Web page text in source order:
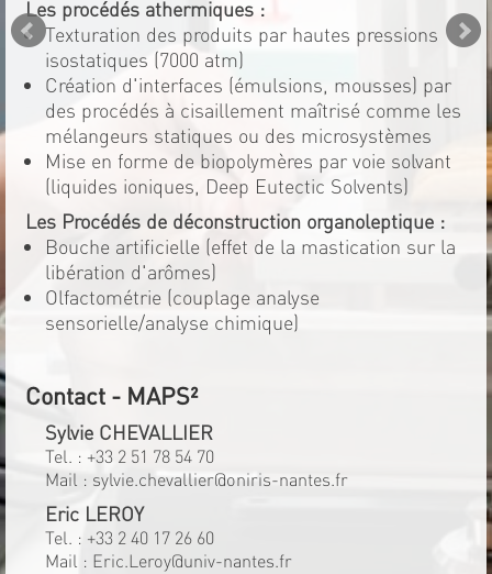
Les procédés athermiques :
Texturation des produits par hautes pressions
isostatiques (7000 atm)
Création d'interfaces (émulsions, mousses) par
des procédés à cisaillement maîtrisé comme les
mélangeurs statiques ou des microsystèmes
Mise en forme de biopolymères par voie solvant
(liquides ioniques, Deep Eutectic Solvents)
Les Procédés de déconstruction organoleptique :
Bouche artificielle (effet de la mastication sur la
libération d'arômes)
Olfactométrie (couplage analyse
sensorielle/analyse chimique)
Contact - MAPS²
Sylvie CHEVALLIER
Tel. : +33 2 51 78 54 70
Mail : sylvie.chevallier@oniris-nantes.fr
Eric LEROY
Tel. : +33 2 40 17 26 60
Mail : Eric.Leroy@univ-nantes.fr